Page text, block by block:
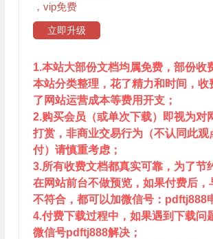
，vip免费
立即升级
1.本站大部份文档均属免费，部份收
本站分类整理，花了精力和时间，收
了网站运营成本等费用开支；
2.购买会员（或单次下载）即视为对
打赏，非商业交易行为（不认同此观
付）请慎重考虑；
3.所有收费文档都真实可靠，为了节
在网站前台不做预览，如果付费后，
不符合，都可以加微信号：pdftj888
4.付费下载过程中，如果遇到下载问
微信号pdftj888解决；